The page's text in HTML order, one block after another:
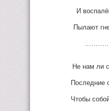
И
Пылают
Не нам ли
Последние
Чтобы